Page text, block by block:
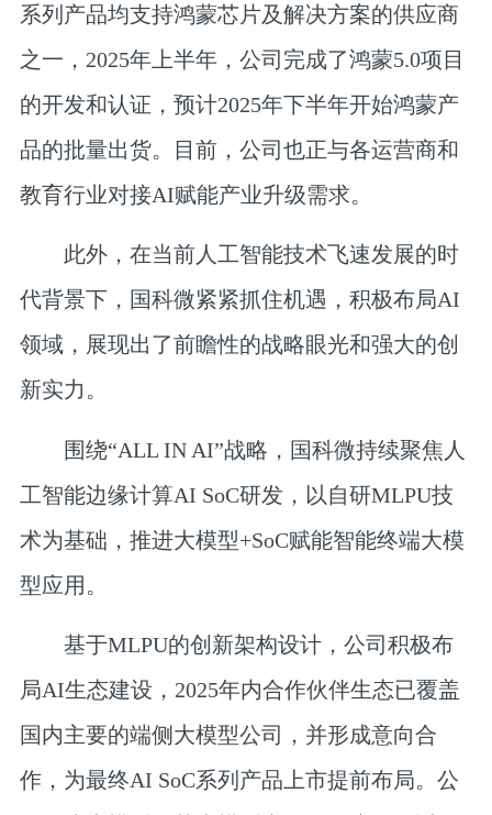
系列产品均支持鸿蒙芯片及解决方案的供应商
之一，2025年上半年，公司完成了鸿蒙5.0项目
的开发和认证，预计2025年下半年开始鸿蒙产
品的批量出货。目前，公司也正与各运营商和
教育行业对接AI赋能产业升级需求。
此外，在当前人工智能技术飞速发展的时
代背景下，国科微紧紧抓住机遇，积极布局AI
领域，展现出了前瞻性的战略眼光和强大的创
新实力。
围绕“ALL IN AI”战略，国科微持续聚焦人
工智能边缘计算AI SoC研发，以自研MLPU技
术为基础，推进大模型+SoC赋能智能终端大模
型应用。
基于MLPU的创新架构设计，公司积极布
局AI生态建设，2025年内合作伙伴生态已覆盖
国内主要的端侧大模型公司，并形成意向合
作，为最终AI SoC系列产品上市提前布局。公